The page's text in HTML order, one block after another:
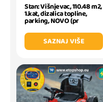
Stan: Višnjevac, 110.48 m2,
1.kat, dizalica topline,
parking, NOVO (pr
SAZNAJ VIŠE